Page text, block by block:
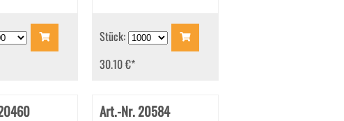
Stück:
30.10 €*
Art.-Nr. 20584